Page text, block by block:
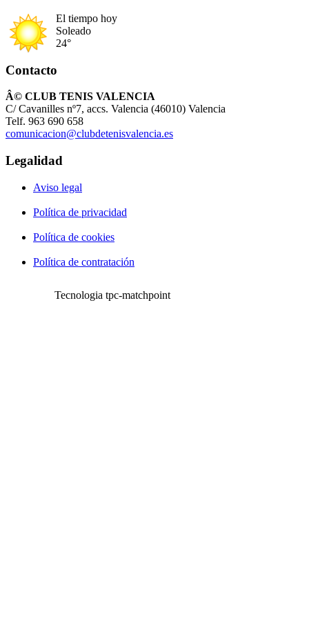
El tiempo hoy
Soleado
24°
Contacto
Â© CLUB TENIS VALENCIA
C/ Cavanilles nº7, accs. Valencia (46010) Valencia
Telf. 963 690 658
comunicacion@clubdetenisvalencia.es
Legalidad
Aviso legal
Política de privacidad
Política de cookies
Política de contratación
Tecnologia tpc-matchpoint